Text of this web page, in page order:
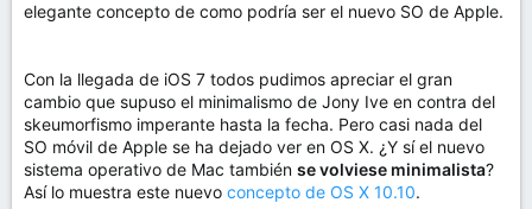
elegante concepto de como podría ser el nuevo SO de Apple.
Con la llegada de iOS 7 todos pudimos apreciar el gran
cambio que supuso el minimalismo de Jony Ive en contra del
skeumorfismo imperante hasta la fecha. Pero casi nada del
SO móvil de Apple se ha dejado ver en OS X. ¿Y sí el nuevo
sistema operativo de Mac también se volviese minimalista?
Así lo muestra este nuevo concepto de OS X 10.10.